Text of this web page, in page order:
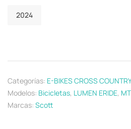
2024
Categorías: E-BIKES CROSS COUNTRY
Modelos: Bicicletas, LUMEN ERIDE,
Marcas: Scott